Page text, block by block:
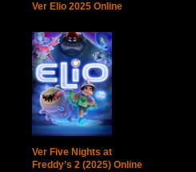
Ver Elio 2025 Online
Ver Five Nights at
Freddy’s 2 (2025) Online